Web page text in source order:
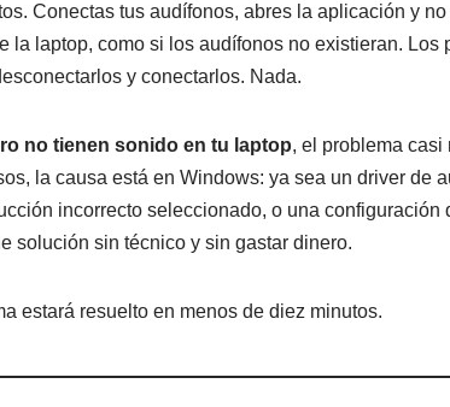
Conectas tus audífonos, abres la aplicación y no
la laptop, como si los audífonos no existieran. Los
y conectarlos. Nada.
no tienen sonido en tu laptop, el problema casi
la causa está en Windows: ya sea un driver de
incorrecto seleccionado, o una configuración
solución sin técnico y sin gastar dinero.
estará resuelto en menos de diez minutos.